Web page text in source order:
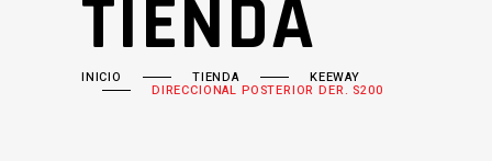
TIENDA
INICIO TIENDA KEEWAY
DIRECCIONAL POSTERIOR DER. S200